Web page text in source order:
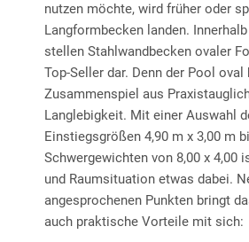
nutzen möchte, wird früher oder
Langformbecken landen.
stellen Stahlwandbecken ovaler
Top-Seller dar. Denn der Pool
Zusammenspiel aus
Langlebigkeit. Mit einer Auswahl
Einstiegsgrößen 4,90 m x 3,00 m
Schwergewichten von 8,00 x 4,00
und Raumsituation etwas dabei.
angesprochenen Punkten bringt
auch praktische Vorteile mit sich: